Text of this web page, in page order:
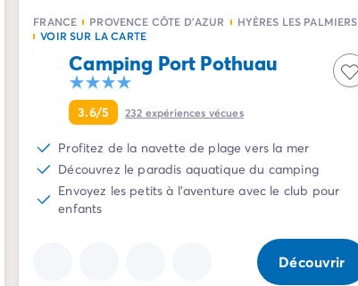
FRANCE PROVENCE CÔTE D'AZUR
HYÈRES LES PALMIERS
VOIR SUR LA CARTE
Camping Port Pothuau
3.6/5 232 expériences vécues
Profitez de la navette de plage vers la mer
Découvrez le paradis aquatique du camping
Envoyez les petits à l'aventure avec le club pour
enfants
Découvrir